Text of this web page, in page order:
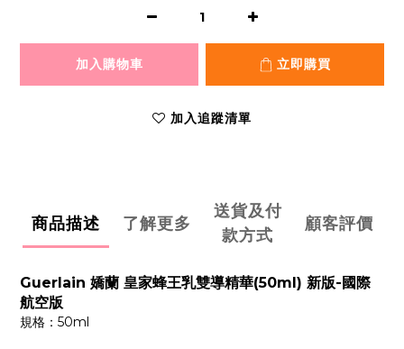
加入購物車 立即購買
加入追蹤清單
商品描述 了解更多
送貨及付
款方式
顧客評價
Guerlain 嬌蘭 皇家蜂王乳雙導精華(50ml) 新版-國際
航空版
規格：50ml